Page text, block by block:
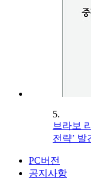
5.
브라보
전략’ 발
PC버전
공지사항